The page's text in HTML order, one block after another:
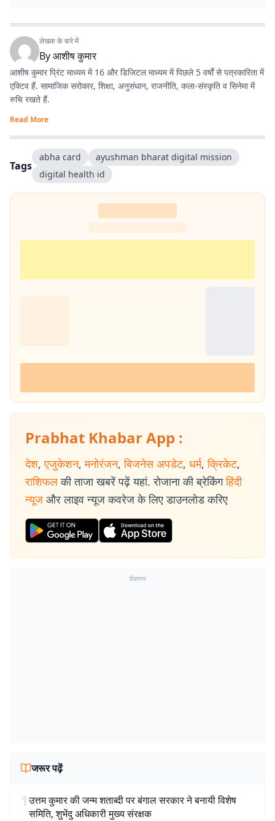
लेखक के बारे में
Byआशीष कुमार
आशीष कुमार प्रिंट माध्यम में 16 और डिजिटल माध्यम में पिछले 5 वर्षों से पत्रकारिता में
एक्टिव हैं. सामाजिक सरोकार, शिक्षा, अनुसंधान, राजनीति, कला-संस्कृति व सिनेमा में
रुचि रखते हैं.
Read More
Tags
abha card
ayushman bharat digital mission
digital health id
Prabhat Khabar App :
देश, एजुकेशन, मनोरंजन, बिजनेस अपडेट, धर्म, क्रिकेट,
राशिफल की ताजा खबरें पढ़ें यहां. रोजाना की ब्रेकिंग हिंदी
न्यूज और लाइव न्यूज कवरेज के लिए डाउनलोड करिए
विज्ञापन
जरूर पढ़ें
1उत्तम कुमार की जन्म शताब्दी पर बंगाल सरकार ने बनायी विशेष
समिति, शुभेंदु अधिकारी मुख्य संरक्षक